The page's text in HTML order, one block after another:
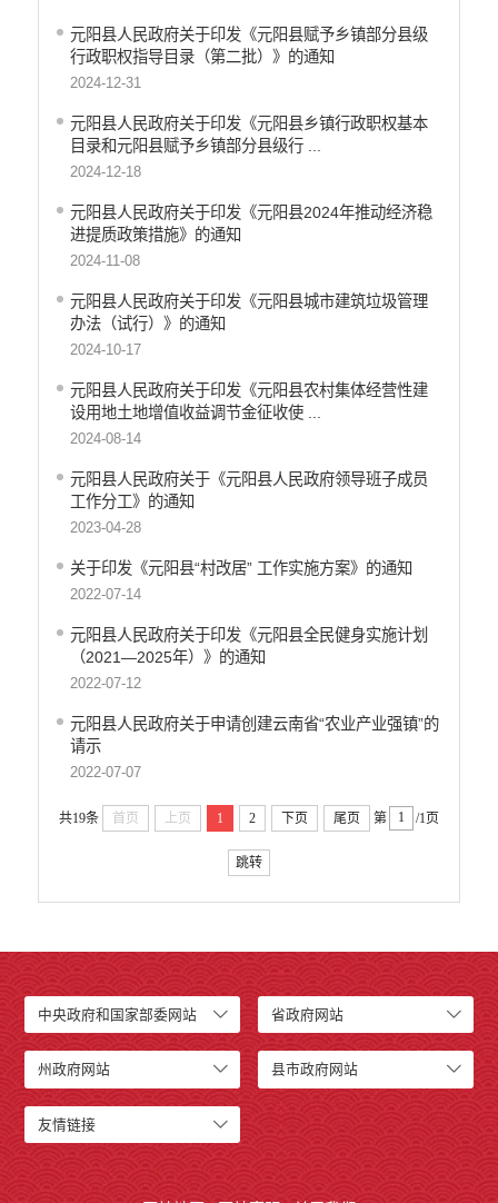
元阳县人民政府关于印发《元阳县赋予乡镇部分县级
行政职权指导目录（第二批）》的通知
2024-12-31
元阳县人民政府关于印发《元阳县乡镇行政职权基本
目录和元阳县赋予乡镇部分县级行 ...
2024-12-18
元阳县人民政府关于印发《元阳县2024年推动经济稳
进提质政策措施》的通知
2024-11-08
元阳县人民政府关于印发《元阳县城市建筑垃圾管理
办法（试行）》的通知
2024-10-17
元阳县人民政府关于印发《元阳县农村集体经营性建
设用地土地增值收益调节金征收使 ...
2024-08-14
元阳县人民政府关于《元阳县人民政府领导班子成员
工作分工》的通知
2023-04-28
关于印发《元阳县“村改居” 工作实施方案》的通知
2022-07-14
元阳县人民政府关于印发《元阳县全民健身实施计划
（2021—2025年）》的通知
2022-07-12
元阳县人民政府关于申请创建云南省“农业产业强镇”的
请示
2022-07-07
共19条 首页 上页 1 2 下页 尾页 第 /1页
跳转
中央政府和国家部委网站 省政府网站
州政府网站 县市政府网站
友情链接